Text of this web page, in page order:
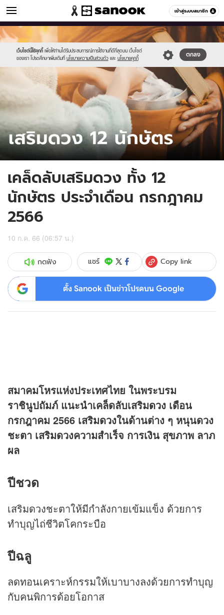
เข้าสู่ระบบสมาชิก
ดูดวง หมวดอื่นๆ
เว็บไซต์นี้ใช้คุกกี้ เพื่อให้ท่านได้รับประสบการณ์การใช้งานที่ดีที่สุดบน เว็บไซต์
ของเรา โปรดศึกษาเพิ่มเติมที่ นโยบายความเป็นส่วนตัว และ นโยบายคุกกี้
ตกลง
Sanook
//s.isanook.com/sr/0/images/logo-
new-
sanook.png
//s.isanook.com/ho/0/ud/51/256755/tagline-
template-
update-
april.jpg
เคล็ดลับเสริมดวง ทั้ง 12
นักษัตร ประจำเดือน กรกฎาคม
2566
10 ก.ค. 66 (06:57 น.)
กดฟัง แชร์ Copy link
ตั้ง Sanook เป็นข่าวโปรดบน Google
สมาคมโหรแห่งประเทศไทย ในพระบรม
ราชินูปถัมภ์ แนะนำเคล็ดลับเสริมดวง เดือน
กรกฎาคม 2566 เสริมดวงในด้านต่าง ๆ หนุนดวง
ชะตา เสริมดวงความสำเร็จ การเงิน สุขภาพ ลาภ
ผล
ปีชวด
เสริมดวงชะตาให้มีกำลังกายเข้มแข็ง ด้วยการ
ทำบุญไถ่ชีวิตโคกระบือ
ปีฉลู
ลดทอนเคราะห์กรรมให้เบาบางลงด้วยการทำบุญ
กับคนพิการด้อยโอกาส